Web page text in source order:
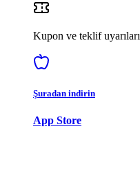
Kupon ve teklif uyarıları
Şuradan indirin
App Store